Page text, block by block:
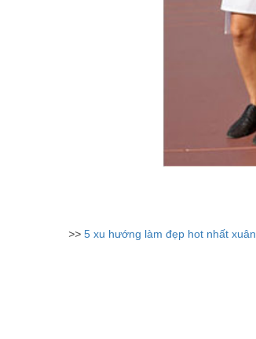
>> 5 xu hướng làm đẹp hot nhất